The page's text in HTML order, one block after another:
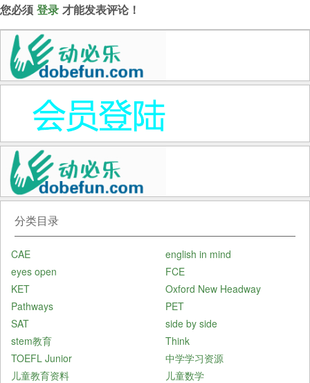
您必须 登录 才能发表评论！
分类目录
CAE
english in mind
eyes open
FCE
KET
Oxford New Headway
Pathways
PET
SAT
side by side
stem教育
Think
TOEFL Junior
中学学习资源
儿童教育资料
儿童数学